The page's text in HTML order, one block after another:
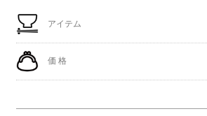
アイテム
価 格